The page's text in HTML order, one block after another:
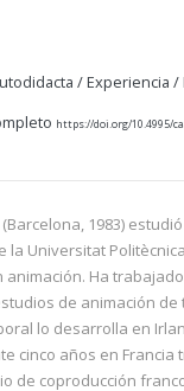
/Experiencia /
https://doi.org/10.4995/
1983)
la Universitat
animación. Ha
de animación de
lo desarrolla en
cinco años en Francia
de coproducción